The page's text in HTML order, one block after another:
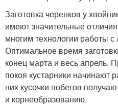
Заготовка черенков у
имеют значительные
многим технологии работы
Оптимальное время
конец марта и весь апрель.
покоя кустарники начинают
них кусочки побегов
и корнеобразованию.